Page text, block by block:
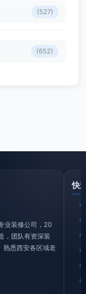
(527)
(652)
业装修公司，20
，团队有资深装
熟悉西安各区域老
快